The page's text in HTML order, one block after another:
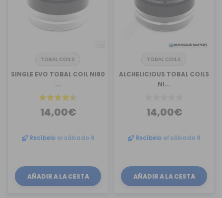
TOBAL COILS
SINGLE EVO TOBAL COIL NI80
...
14,00€
Recíbelo el sábado 8
AÑADIR A LA CESTA
TOBAL COILS
ALCHELICIOUS TOBAL COILS
NI...
14,00€
Recíbelo el sábado 8
AÑADIR A LA CESTA